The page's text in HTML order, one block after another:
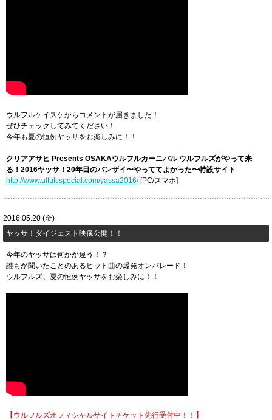
ウルフルケイスケからコメントが届きました！
ぜひチェックしてみてください！
今年も夏の恒例ヤッサをお楽しみに！！
クリアアサヒ Presents OSAKAウルフルカーニバル ウルフルズがやって来
る！2016ヤッサ！20年目のバンザイ〜やっててよかった〜特設サイト
http://www.ulfulsspecial.com/yassa2016/[PC/スマホ]
2016.05.20 (金)
ヤッサ！ダイジェスト映像公開！！
今年のヤッサは何かが違う！？
誰もが聞いたことのあるヒット曲の爆発オンパレード！
ウルフルズ、夏の恒例ヤッサをお楽しみに！！
【ウルフルズオフィシャルサイトチケット先行受付中！！】